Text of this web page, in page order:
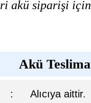
akü siparişi
Akü
: Alıcıya aittir.